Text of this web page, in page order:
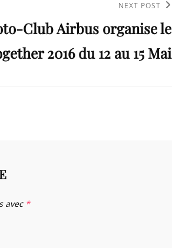
NEXT POST
Club Airbus organise le
2016 du 12 au 15 Mai
avec *